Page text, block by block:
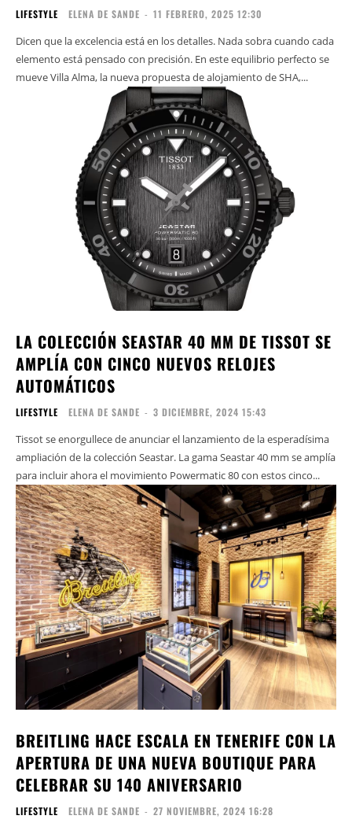
LIFESTYLE ELENA DE SANDE - 11 FEBRERO, 2025 12:30
Dicen que la excelencia está en los detalles. Nada sobra cuando cada
elemento está pensado con precisión. En este equilibrio perfecto se
mueve Villa Alma, la nueva propuesta de alojamiento de SHA,...
LA COLECCIÓN SEASTAR 40 MM DE TISSOT SE
AMPLÍA CON CINCO NUEVOS RELOJES
AUTOMÁTICOS
LIFESTYLE ELENA DE SANDE - 3 DICIEMBRE, 2024 15:43
Tissot se enorgullece de anunciar el lanzamiento de la esperadísima
ampliación de la colección Seastar. La gama Seastar 40 mm se amplía
para incluir ahora el movimiento Powermatic 80 con estos cinco...
BREITLING HACE ESCALA EN TENERIFE CON LA
APERTURA DE UNA NUEVA BOUTIQUE PARA
CELEBRAR SU 140 ANIVERSARIO
LIFESTYLE ELENA DE SANDE - 27 NOVIEMBRE, 2024 16:28